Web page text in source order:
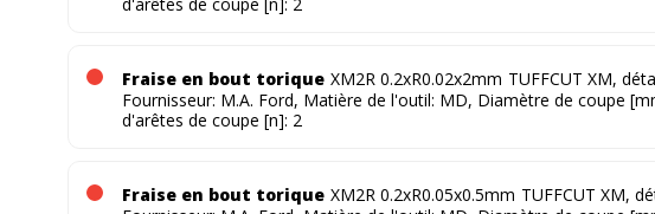
Fraise en bout torique XM2R 0.2xR0.02x2mm TUFFCUT XM,
Fournisseur: M.A. Ford, Matière de l'outil: MD, Diamètre de coupe
d'arêtes de coupe [n]: 2
Fraise en bout torique XM2R 0.2xR0.05x0.5mm TUFFCUT XM,